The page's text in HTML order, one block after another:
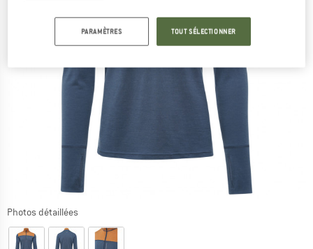
Photos détaillées
PARAMÈTRES TOUT SÉLECTIONNER